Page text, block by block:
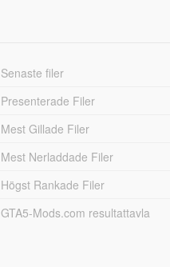
Senaste filer
Presenterade Filer
Mest Gillade Filer
Mest Nerladdade Filer
Högst Rankade Filer
GTA5-Mods.com resultattavla